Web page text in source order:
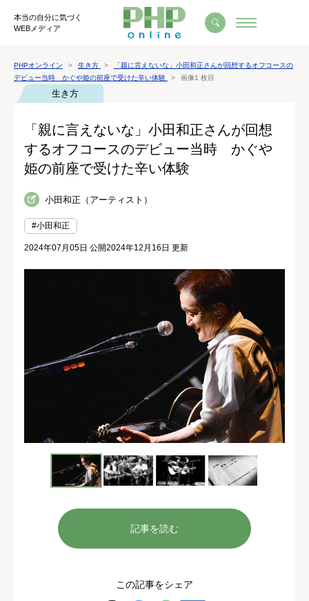
本当の自分に気づく
WEBメディア
PHPオンライン 生き方
「親に言えないな」小田和正さんが回想するオフコースの
デビュー当時 かぐや姫の前座で受けた辛い体験
画像1 枚目
生き方
「親に言えないな」小田和正さんが回想
するオフコースのデビュー当時 かぐや
姫の前座で受けた辛い体験
小田和正（アーティスト）
#小田和正
2024年07月05日 公開2024年12月16日 更新
記事を読む
この記事をシェア